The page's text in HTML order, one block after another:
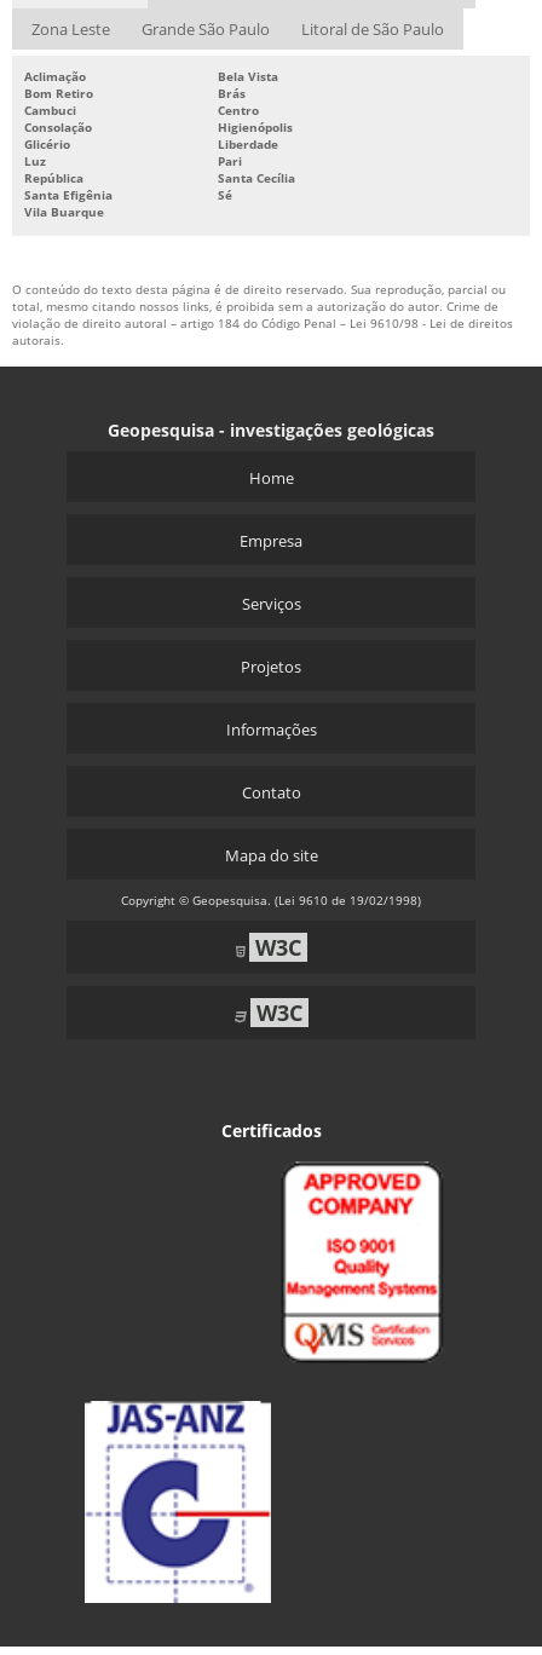
Zona Leste
Grande São Paulo Litoral de São Paulo
Aclimação
Bela Vista
Bom Retiro
Brás
Cambuci
Centro
Consolação
Higienópolis
Glicério
Liberdade
Luz
Pari
República
Santa Cecília
Santa Efigênia
Sé
Vila Buarque
O conteúdo do texto desta página é de direito reservado. Sua reprodução, parcial ou
total, mesmo citando nossos links, é proibida sem a autorização do autor. Crime de
violação de direito autoral – artigo 184 do Código Penal – Lei 9610/98 - Lei de direitos
autorais.
Geopesquisa - investigações geológicas
Home
Empresa
Serviços
Projetos
Informações
Contato
Mapa do site
Copyright © Geopesquisa. (Lei 9610 de 19/02/1998)
W3C
W3C
Certificados